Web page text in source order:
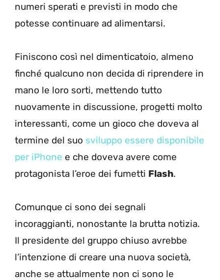
numeri sperati e previsti in modo che
potesse continuare ad alimentarsi.
Finiscono così nel dimenticatoio, almeno
finché qualcuno non decida di riprendere in
mano le loro sorti, mettendo tutto
nuovamente in discussione, progetti molto
interessanti, come un gioco che doveva al
termine del suo sviluppo essere disponibile
per iPhone e che doveva avere come
protagonista l’eroe dei fumetti Flash.
Comunque ci sono dei segnali
incoraggianti, nonostante la brutta notizia.
Il presidente del gruppo chiuso avrebbe
l’intenzione di creare una nuova società,
anche se attualmente non ci sono le